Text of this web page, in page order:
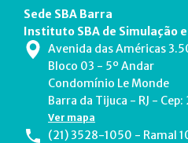
Sede SBA Barra
Instituto SBA de Simulação
Avenida das Américas
Bloco 03 - 5º Andar
Condomínio Le Monde
Barra da Tijuca - RJ -
Ver mapa
(21) 3528-1050 - Ramal